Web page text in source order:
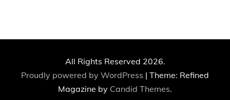
All Rights Reserved 2026.
Proudly powered by WordPress | Theme: Refined
Magazine by Candid Themes.